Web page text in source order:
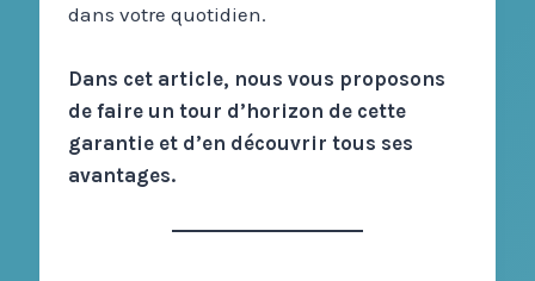
dans votre quotidien.
Dans cet article, nous vous proposons
de faire un tour d’horizon de cette
garantie et d’en découvrir tous ses
avantages.